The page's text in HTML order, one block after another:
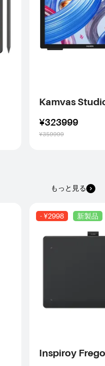
Kamvas
¥323999
¥359999
もっと見る
- ¥2998 新製品
Inspiroy